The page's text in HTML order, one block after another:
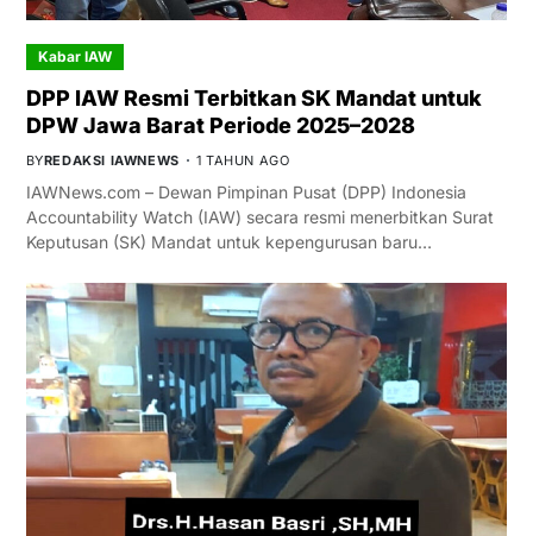
Kabar IAW
DPP IAW Resmi Terbitkan SK Mandat untuk
DPW Jawa Barat Periode 2025–2028
BYREDAKSI IAWNEWS 1 TAHUN AGO
IAWNews.com – Dewan Pimpinan Pusat (DPP) Indonesia
Accountability Watch (IAW) secara resmi menerbitkan Surat
Keputusan (SK) Mandat untuk kepengurusan baru…